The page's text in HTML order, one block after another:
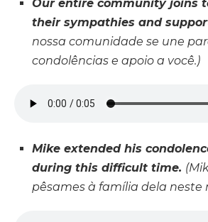
Our entire community joins
their sympathies and
nossa comunidade se une
condolências e apoio a você.)
Mike extended his
during this difficult time.
pêsames à família dela neste